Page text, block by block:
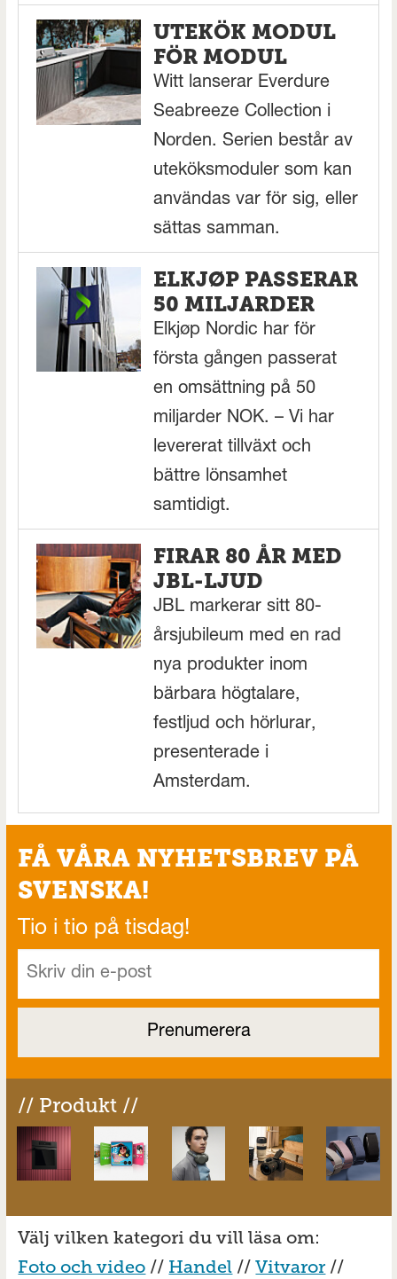
UTEKÖK MODUL
FÖR MODUL
Witt lanserar Everdure
Seabreeze Collection i
Norden. Serien består av
uteköksmoduler som kan
användas var för sig, eller
sättas samman.
ELKJØP PASSERAR
50 MILJARDER
Elkjøp Nordic har för
första gången passerat
en omsättning på 50
miljarder NOK. – Vi har
levererat tillväxt och
bättre lönsamhet
samtidigt.
FIRAR 80 ÅR MED
JBL-LJUD
JBL markerar sitt 80-
årsjubileum med en rad
nya produkter inom
bärbara högtalare,
festljud och hörlurar,
presenterade i
Amsterdam.
FÅ VÅRA NYHETSBREV PÅ
SVENSKA!
Tio i tio på tisdag!
// Produkt //
Välj vilken kategori du vill läsa om:
Foto och video // Handel //Vitvaror //